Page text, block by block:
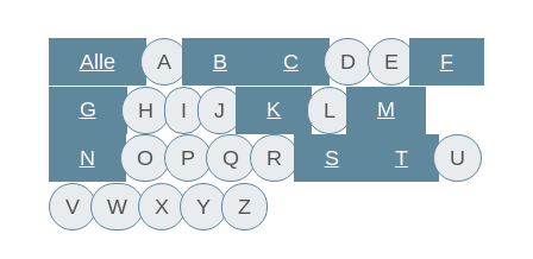
Alle A B C D E F
G H I J K L M
N O P Q R S T U
V W X Y Z